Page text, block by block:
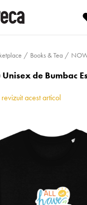
Books & Tea
de Bumbac
acest articol